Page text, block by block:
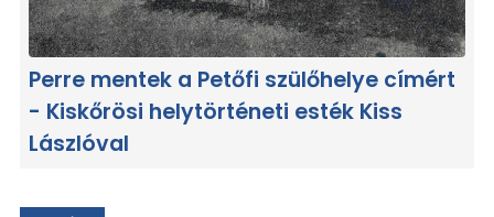
Perre mentek a Petőfi szülőhelye címért
- Kiskőrösi helytörténeti esték Kiss
Lászlóval